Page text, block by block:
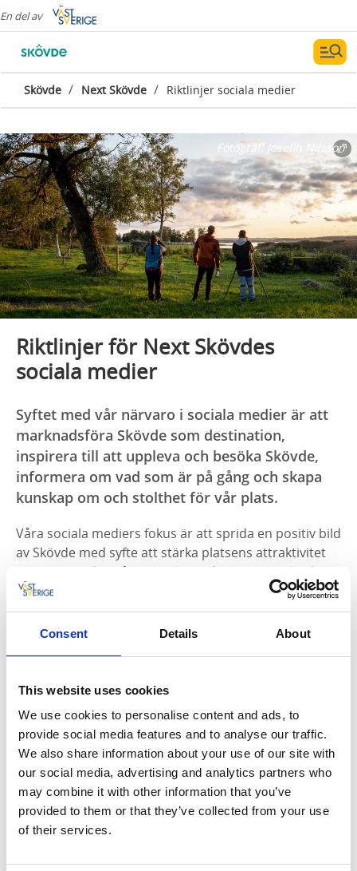
Consent Details About
This website uses cookies
We use cookies to personalise content and ads, to
provide social media features and to analyse our traffic.
We also share information about your use of our site with
our social media, advertising and analytics partners who
may combine it with other information that you’ve
provided to them or that they’ve collected from your use
of their services.
En del av
Skövde / Next Skövde / Riktlinjer sociala medier
Fotograf: Josefin Nilsson
Riktlinjer för Next Skövdes
sociala medier
Syftet med vår närvaro i sociala medier är att
marknadsföra Skövde som destination,
inspirera till att uppleva och besöka Skövde,
informera om vad som är på gång och skapa
kunskap om och stolthet för vår plats.
Våra sociala mediers fokus är att sprida en positiv bild
av Skövde med syfte att stärka platsens attraktivitet
och varumärke. Våra sociala media är inga politiska
forum och vi bemöter inte politiska frågor. Frågor
riktade till kommunens politiska företrädare hänvisas
därför till andra forum.
Alla inlägg och kommentarer som kan uppfattas
som hets mot folkgrupp, uppvigling,
barnpornografibrott, olaglig våldsskildring eller
inlägg som strider mot upphovsrättslagen eller
andra lagar kommer att raderas och om så
nödvändigt anmälas.
Inlägg och kommentarer som inte håller god ton,